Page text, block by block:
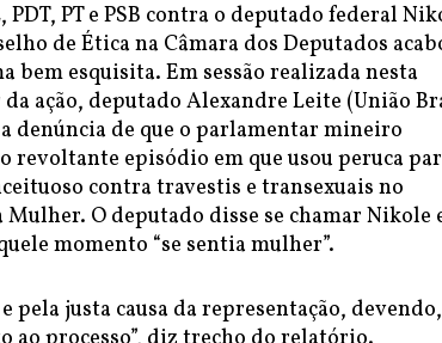
PDT, PT e PSB contra o deputado federal
de Ética na Câmara dos Deputados
bem esquisita. Em sessão realizada nesta
ação, deputado Alexandre Leite (União
denúncia de que o parlamentar mineiro
revoltante episódio em que usou peruca
contra travestis e transexuais no
O deputado disse se chamar Nikole
momento “se sentia mulher”.
pela justa causa da representação, devendo,